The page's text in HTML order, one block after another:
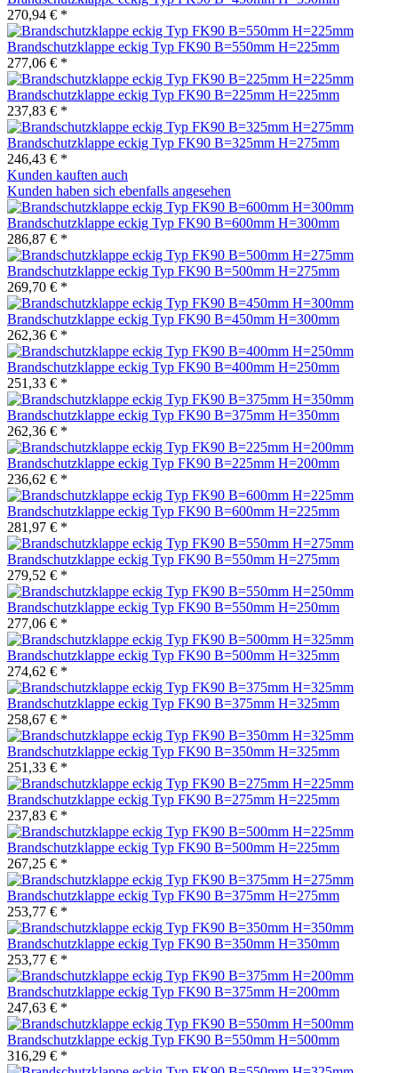
270,94 € *
Brandschutzklappe eckig Typ FK90 B=550mm H=225mm
277,06 € *
Brandschutzklappe eckig Typ FK90 B=225mm H=225mm
237,83 € *
Brandschutzklappe eckig Typ FK90 B=325mm H=275mm
246,43 € *
Kunden kauften auch
Kunden haben sich ebenfalls angesehen
Brandschutzklappe eckig Typ FK90 B=600mm H=300mm
286,87 € *
Brandschutzklappe eckig Typ FK90 B=500mm H=275mm
269,70 € *
Brandschutzklappe eckig Typ FK90 B=450mm H=300mm
262,36 € *
Brandschutzklappe eckig Typ FK90 B=400mm H=250mm
251,33 € *
Brandschutzklappe eckig Typ FK90 B=375mm H=350mm
262,36 € *
Brandschutzklappe eckig Typ FK90 B=225mm H=200mm
236,62 € *
Brandschutzklappe eckig Typ FK90 B=600mm H=225mm
281,97 € *
Brandschutzklappe eckig Typ FK90 B=550mm H=275mm
279,52 € *
Brandschutzklappe eckig Typ FK90 B=550mm H=250mm
277,06 € *
Brandschutzklappe eckig Typ FK90 B=500mm H=325mm
274,62 € *
Brandschutzklappe eckig Typ FK90 B=375mm H=325mm
258,67 € *
Brandschutzklappe eckig Typ FK90 B=350mm H=325mm
251,33 € *
Brandschutzklappe eckig Typ FK90 B=275mm H=225mm
237,83 € *
Brandschutzklappe eckig Typ FK90 B=500mm H=225mm
267,25 € *
Brandschutzklappe eckig Typ FK90 B=375mm H=275mm
253,77 € *
Brandschutzklappe eckig Typ FK90 B=350mm H=350mm
253,77 € *
Brandschutzklappe eckig Typ FK90 B=375mm H=200mm
247,63 € *
Brandschutzklappe eckig Typ FK90 B=550mm H=500mm
316,29 € *